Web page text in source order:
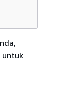
untuk